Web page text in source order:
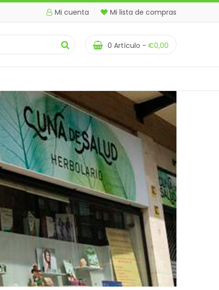
Mi cuenta Mi lista de compras
0 Artículo - €0,00